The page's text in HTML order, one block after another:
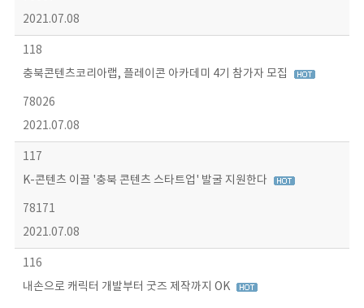
2021.07.08
118
충북콘텐츠코리아랩, 플레이콘 아카데미 4기 참가자 모집
78026
2021.07.08
117
K-콘텐츠 이끌 '충북 콘텐츠 스타트업' 발굴 지원한다
78171
2021.07.08
116
내손으로 캐릭터 개발부터 굿즈 제작까지 OK